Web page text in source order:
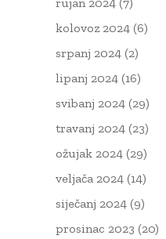
rujan 2024 (7)
kolovoz 2024 (6)
srpanj 2024 (2)
lipanj 2024 (16)
svibanj 2024 (29)
travanj 2024 (23)
ožujak 2024 (29)
veljača 2024 (14)
siječanj 2024 (9)
prosinac 2023 (20)